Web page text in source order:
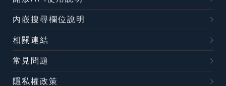
內嵌搜尋欄位說明
相關連結
常見問題
隱私權政策